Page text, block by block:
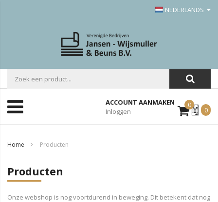
NEDERLANDS
ACCOUNT AANMAKEN
Inloggen
0Mijn
Offerte
0
Home Producten
Producten
Onze webshop is nog voortdurend in beweging. Dit betekent dat nog